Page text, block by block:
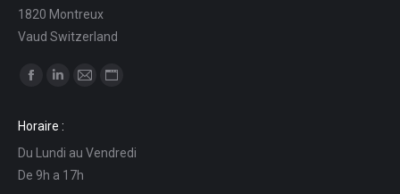
1820 Montreux
Vaud Switzerland
Find us on:
opens
in
new
opens
in
new
in
in
Horaire :
Du Lundi au Vendredi
De 9h a 17h